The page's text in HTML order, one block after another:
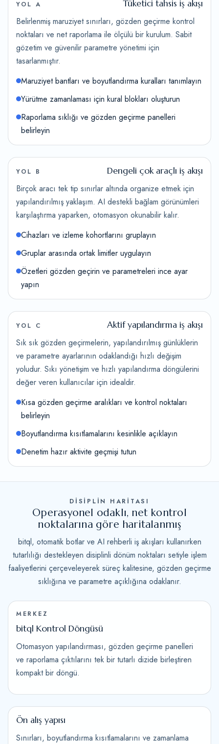
YOL A Tüketici tahsis iş akışı
Belirlenmiş maruziyet sınırları, gözden geçirme kontrol
noktaları ve net raporlama ile ölçülü bir kurulum. Sabit
gözetim ve güvenilir parametre yönetimi için
tasarlanmıştır.
Maruziyet bantları ve boyutlandırma kuralları tanımlayın
Yürütme zamanlaması için kural blokları oluşturun
Raporlama sıklığı ve gözden geçirme panelleri
belirleyin
YOL B Dengeli çok araçlı iş akışı
Birçok aracı tek tip sınırlar altında organize etmek için
yapılandırılmış yaklaşım. AI destekli bağlam görünümleri
karşılaştırma yaparken, otomasyon okunabilir kalır.
Cihazları ve izleme kohortlarını gruplayın
Gruplar arasında ortak limitler uygulayın
Özetleri gözden geçirin ve parametreleri ince ayar
yapın
YOL C Aktif yapılandırma iş akışı
Sık sık gözden geçirmelerin, yapılandırılmış günlüklerin
ve parametre ayarlarının odaklandığı hızlı değişim
yoludur. Sıkı yönetişim ve hızlı yapılandırma döngülerini
değer veren kullanıcılar için idealdir.
Kısa gözden geçirme aralıkları ve kontrol noktaları
belirleyin
Boyutlandırma kısıtlamalarını kesinlikle açıklayın
Denetim hazır aktivite geçmişi tutun
DİSİPLİN HARİTASI
Operasyonel odaklı, net kontrol
noktalarına göre haritalanmış
bitql, otomatik botlar ve AI rehberli iş akışları kullanırken
tutarlılığı destekleyen disiplinli dönüm noktaları setiyle işlem
faaliyetlerini çerçeveleyerek süreç kalitesine, gözden geçirme
sıklığına ve parametre açıklığına odaklanır.
MERKEZ
bitql Kontrol Döngüsü
Otomasyon yapılandırması, gözden geçirme panelleri
ve raporlama çıktılarını tek bir tutarlı dizide birleştiren
kompakt bir döngü.
Ön alış yapısı
Sınırları, boyutlandırma kısıtlamalarını ve zamanlama